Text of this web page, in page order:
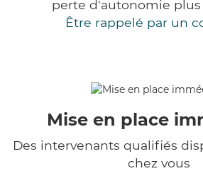
perte d'autonomie plus
Être rappelé par un
Mise en place
Des intervenants qualifiés
chez vous